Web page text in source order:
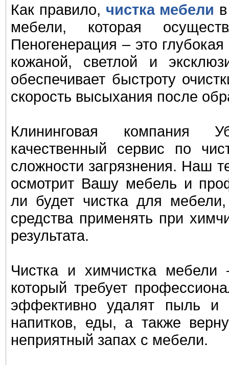
Как правило, чистка мебели
мебели, которая
Пеногенерация – это
кожаной, светлой и
обеспечивает быстроту
скорость высыхания после
Клининговая компания
качественный сервис по
сложности загрязнения. Наш
осмотрит Вашу мебель и
ли будет чистка для
средства применять при
результата.
Чистка и химчистка мебели
который требует
эффективно удалят пыль и
напитков, еды, а также
неприятный запах с мебели.